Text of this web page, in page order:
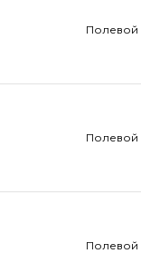
Полевой
Полевой
Полевой